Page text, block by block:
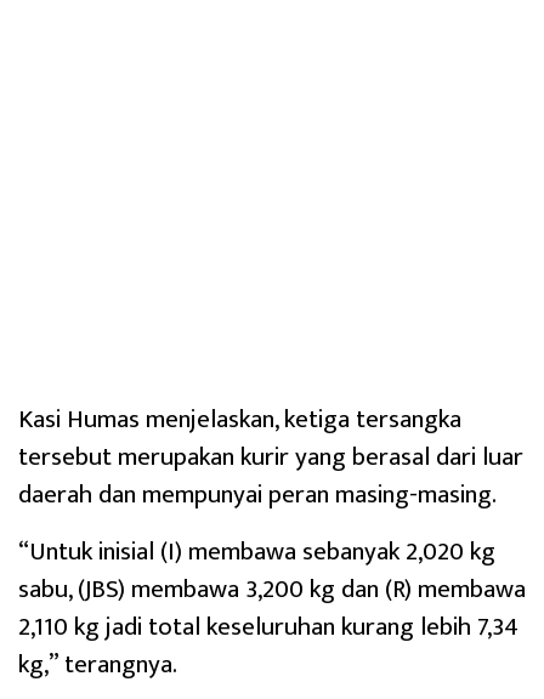
Kasi Humas menjelaskan, ketiga tersangka
tersebut merupakan kurir yang berasal dari luar
daerah dan mempunyai peran masing-masing.
“Untuk inisial (I) membawa sebanyak 2,020 kg
sabu, (JBS) membawa 3,200 kg dan (R) membawa
2,110 kg jadi total keseluruhan kurang lebih 7,34
kg,” terangnya.